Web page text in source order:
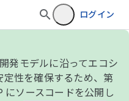
ログイン
発モデルに沿ってエコシ
性を確保するため、第
にソースコードを公開し